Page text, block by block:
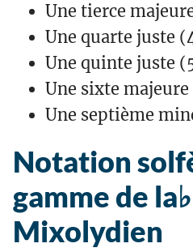
Une tierce
Une quarte juste
Une quinte juste
Une sixte
Une septième
Notation
gamme de
Mixolydien